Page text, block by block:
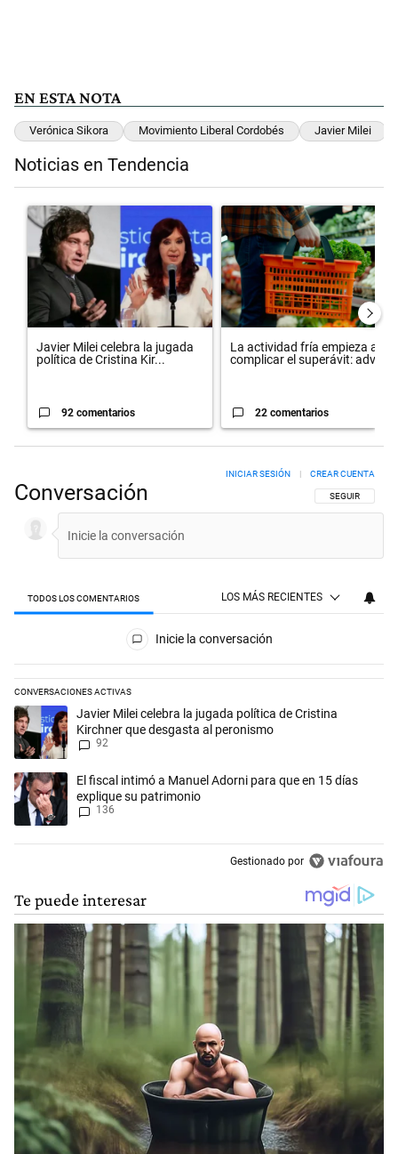
EN ESTA NOTA
Verónica Sikora Movimiento Liberal Cordobés Javier Milei
Noticias en Tendencia
Un artículo de tendencia con el título "Javier Milei celebra la
Javier Milei celebra la jugada
política de Cristina Kir...
92 comentarios
Un artículo de tendencia con el
La actividad fría empieza a
complicar el superávit: adv...
22 comentarios
Conversación SIGA ESTA
SEGUIR
INICIAR SESIÓN | CREAR CUENTA
TODOS LOS COMENTARIOS LOS MÁS RECIENTES
Todos los comentarios
Inicie la conversación
CONVERSACIONES ACTIVAS
Este listado muestra los artículos con más comentarios en los
Un artículo de tendencia con el título "Javier Milei celebra la jugada
Javier Milei celebra la jugada política de Cristina
Kirchner que desgasta al peronismo
92
Un artículo de tendencia con el título "El fiscal intimó a Manuel
El fiscal intimó a Manuel Adorni para que en 15 días
explique su patrimonio
136
Gestionado por